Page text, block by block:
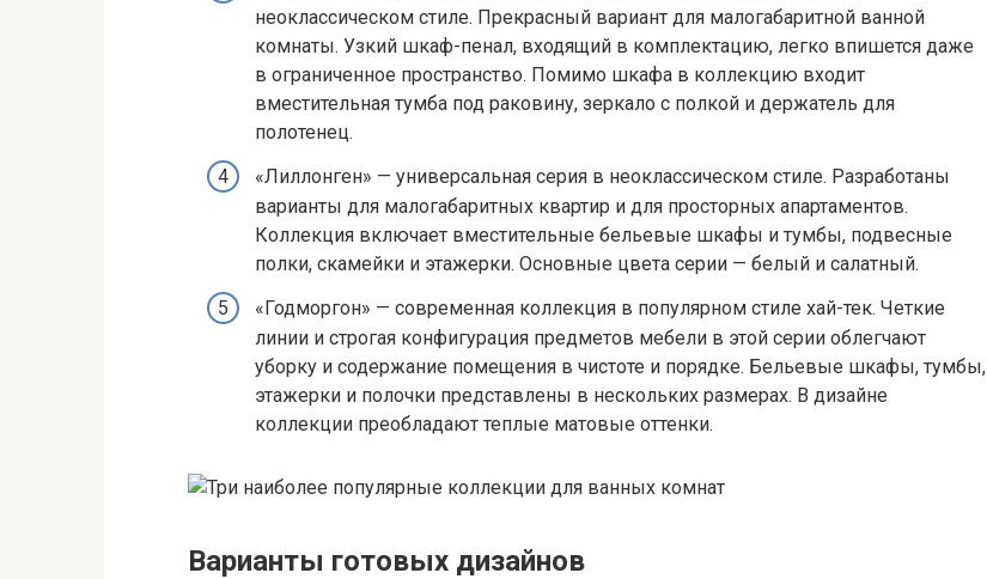
неоклассическом стиле. Прекрасный вариант для малогабаритной ванной
комнаты. Узкий шкаф-пенал, входящий в комплектацию, легко впишется даже
в ограниченное пространство. Помимо шкафа в коллекцию входит
вместительная тумба под раковину, зеркало с полкой и держатель для
полотенец.
«Лиллонген» — универсальная серия в неоклассическом стиле. Разработаны
варианты для малогабаритных квартир и для просторных апартаментов.
Коллекция включает вместительные бельевые шкафы и тумбы, подвесные
полки, скамейки и этажерки. Основные цвета серии — белый и салатный.
«Годморгон» — современная коллекция в популярном стиле хай-тек. Четкие
линии и строгая конфигурация предметов мебели в этой серии облегчают
уборку и содержание помещения в чистоте и порядке. Бельевые шкафы, тумбы,
этажерки и полочки представлены в нескольких размерах. В дизайне
коллекции преобладают теплые матовые оттенки.
Варианты готовых дизайнов